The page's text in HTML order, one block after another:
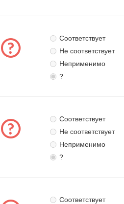
Соответствует
Не соответствует
Неприменимо
?
Соответствует
Не соответствует
Неприменимо
?
Соответствует